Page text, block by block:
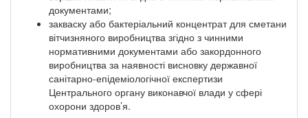
документами;
закваску або бактеріальний концентрат для сметани
вітчизняного виробництва згідно з чинними
нормативними документами або закордонного
виробництва за наявності висновку державної
санітарно-епідеміологічної експертизи
Центрального органу виконавчої влади у сфері
охорони здоров’я.